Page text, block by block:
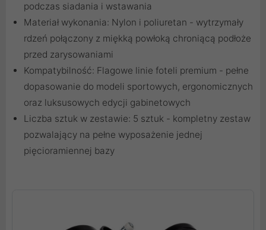
podczas siadania i wstawania
Materiał wykonania: Nylon i poliuretan - wytrzymały
rdzeń połączony z miękką powłoką chroniącą podłoże
przed zarysowaniami
Kompatybilność: Flagowe linie foteli premium - pełne
dopasowanie do modeli sportowych, ergonomicznych
oraz luksusowych edycji gabinetowych
Liczba sztuk w zestawie: 5 sztuk - kompletny zestaw
pozwalający na pełne wyposażenie jednej
pięcioramiennej bazy